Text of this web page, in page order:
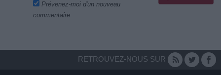
Prévenez-moi d'un nouveau
commentaire
RETROUVEZ-NOUS SUR